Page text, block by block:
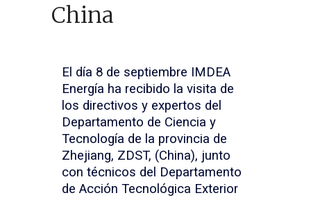
China
El día 8 de septiembre IMDEA
Energía ha recibido la visita de
los directivos y expertos del
Departamento de Ciencia y
Tecnología de la provincia de
Zhejiang, ZDST, (China), junto
con técnicos del Departamento
de Acción Tecnológica Exterior